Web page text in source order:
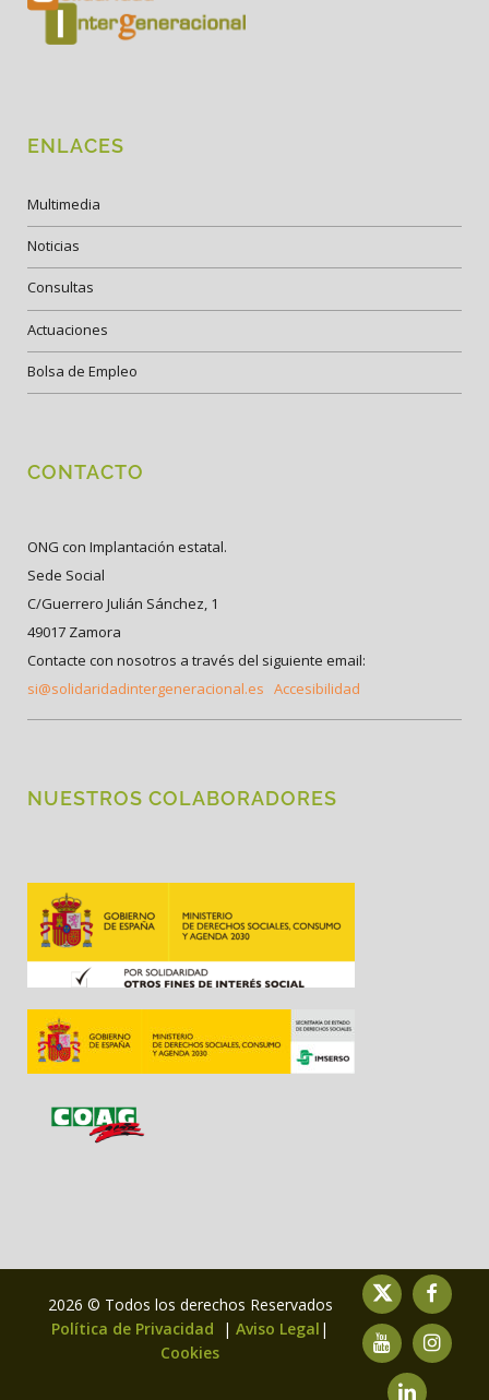
ENLACES
Multimedia
Noticias
Consultas
Actuaciones
Bolsa de Empleo
CONTACTO
ONG con Implantación estatal.
Sede Social
C/Guerrero Julián Sánchez, 1
49017 Zamora
Contacte con nosotros a través del siguiente email:
si@solidaridadintergeneracional.es Accesibilidad
NUESTROS COLABORADORES
2026 © Todos los derechos Reservados
Política de Privacidad
| Aviso Legal |
Cookies